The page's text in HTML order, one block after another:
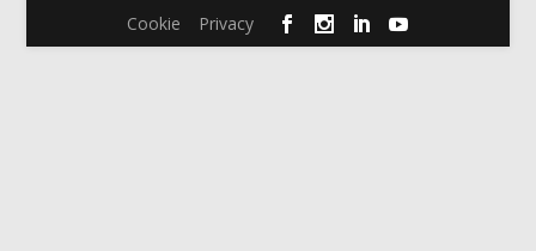
Cookie Privacy